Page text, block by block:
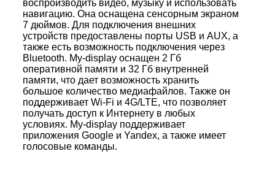
воспроизводить видео, музыку и использовать
навигацию. Она оснащена сенсорным экраном
7 дюймов. Для подключения внешних
устройств предоставлены порты USB и AUX, а
также есть возможность подключения через
Bluetooth. My-display оснащен 2 Гб
оперативной памяти и 32 Гб внутренней
памяти, что дает возможность хранить
большое количество медиафайлов. Также он
поддерживает Wi-Fi и 4G/LTE, что позволяет
получать доступ к Интернету в любых
условиях. My-display поддерживает
приложения Google и Yandex, а также имеет
голосовые команды.